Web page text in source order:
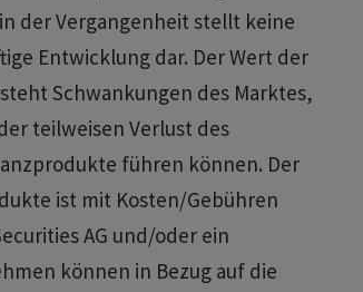
der Vergangenheit stellt keine
Entwicklung dar. Der Wert der
Schwankungen des Marktes,
teilweisen Verlust des
führen können. Der
ist mit Kosten/Gebühren
AG und/oder ein
können in Bezug auf die